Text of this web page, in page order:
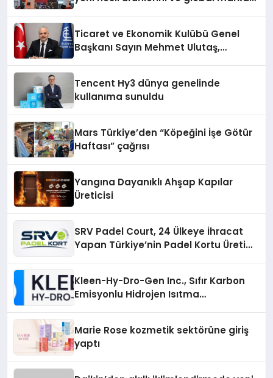
Ticaret ve Ekonomik Kulübü Genel
Başkanı Sayın Mehmet Ulutaş,
Tencent Hy3 dünya genelinde
kullanıma sunuldu
Mars Türkiye’den “Köpeğini İşe Götür
Haftası” çağrısı
Yangına Dayanıklı Ahşap Kapılar
Üreticisi
SRV Padel Court, 24 Ülkeye İhracat
Yapan Türkiye’nin Padel Kortu Üretim
Kleen-Hy-Dro-Gen Inc., Sıfır Karbon
Emisyonlu Hidrojen Isıtma
Marie Rose kozmetik sektörüne giriş
yaptı